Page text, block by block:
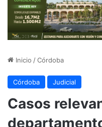
Inicio /Córdoba
Córdoba Judicial
Casos